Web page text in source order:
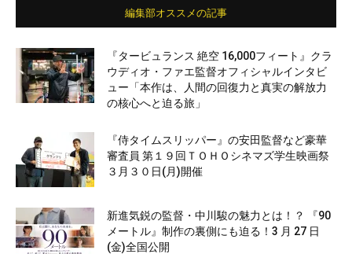
編集部オススメの記事
『タービュランス 絶空 16,000フィート』クラ
ウディオ・ファエ監督オフィシャルインタビ
ュー「本作は、人間の回復力と真実の解放力
の核心へと迫る旅」
『侍タイムスリッパー』の安田監督など豪華
審査員 第１９回ＴＯＨＯシネマズ学生映画祭
３月３０日(月)開催
新進気鋭の監督・中川駿の魅力とは！？ 『90
メートル』制作の裏側にも迫る！3 月 27 日
(金)全国公開